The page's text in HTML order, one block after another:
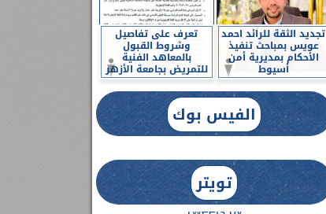
تجديد الثقة للرائد احمد
عويس بمباحث تنفيذ
الأحكام بمديرية أمن
أسيوط
تعرف على تفاصيل
وشروط القبول
بالمعاهد الفنية
للتمريض بجامعة الأزهر
الفيس بوك
تويتر